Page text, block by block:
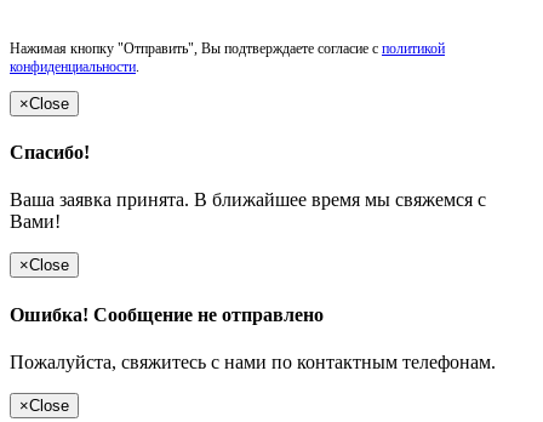
Нажимая кнопку "Отправить", Вы подтверждаете согласие с политикой
конфиденциальности.
×Close
Спасибо!
Ваша заявка принята. В ближайшее время мы свяжемся с
Вами!
×Close
Ошибка! Сообщение не отправлено
Пожалуйста, свяжитесь с нами по контактным телефонам.
×Close